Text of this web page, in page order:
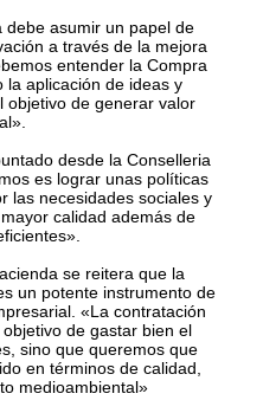
debe asumir un papel de
a través de la mejora
entender la Compra
la aplicación de ideas y
objetivo de generar valor
desde la Conselleria
es lograr unas políticas
las necesidades sociales y
calidad además de
se reitera que la
un potente instrumento de
«La contratación
de gastar bien el
sino que queremos que
en términos de calidad,
medioambiental»